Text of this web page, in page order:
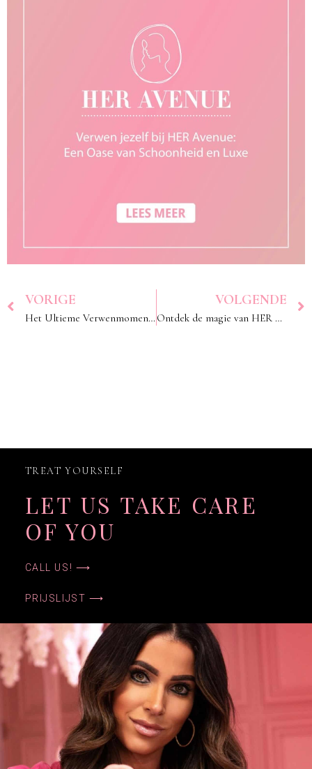
VORIGE
Het Ultieme Verwenmoment bij HER Avenue
VOLGENDE
Ontdek de magie van HER Avenue: de roze kapper in Meppel
TREAT YOURSELF
LET US TAKE CARE
OF YOU
CALL US! ⟶
PRIJSLIJST ⟶